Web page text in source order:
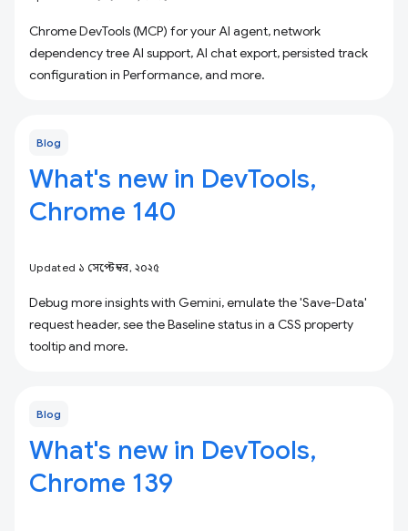
Chrome DevTools (MCP) for your AI agent, network
dependency tree AI support, AI chat export, persisted track
configuration in Performance, and more.
Blog
What's new in DevTools,
Chrome 140
Updated ১ সেপ্টেম্বর, ২০২৫
Debug more insights with Gemini, emulate the 'Save-Data'
request header, see the Baseline status in a CSS property
tooltip and more.
Blog
What's new in DevTools,
Chrome 139